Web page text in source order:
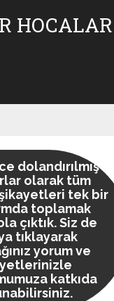
dolandırılmış
olarak tüm
tek bir
toplamak
çıktık. Siz de
tıklayarak
yorum ve
katkıda